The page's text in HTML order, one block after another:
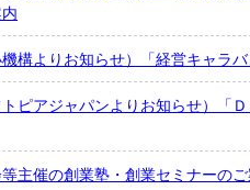
機構よりお知らせ）「経営キャラ
トピアジャパンよりお知らせ）「
主催の創業塾・創業セミナーの